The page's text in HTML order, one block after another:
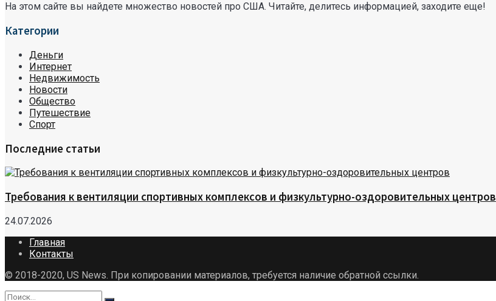
На этом сайте вы найдете множество новостей про США. Читайте, делитесь информацией, заходите еще!
Категории
Деньги
Интернет
Недвижимость
Новости
Общество
Путешествие
Спорт
Последние статьи
Требования к вентиляции спортивных комплексов и физкультурно-оздоровительных центров
24.07.2026
Главная
Контакты
© 2018-2020, US News. При копировании материалов, требуется наличие обратной ссылки.